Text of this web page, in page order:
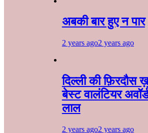
अबकी बार हुए न पार
2 years ago2 years ago
दिल्ली की फ़िरदौस
बेस्ट वालंटियर
लाल
2 years ago2 years ago